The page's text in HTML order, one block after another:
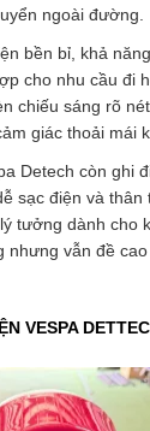
ngoài đường.
bền bỉ, khả
cho nhu cầu đi
chiếu sáng rõ
giác thoải mái
Detech còn ghi
sạc điện và thân
tưởng dành cho
nhưng vẫn đề
VESPA